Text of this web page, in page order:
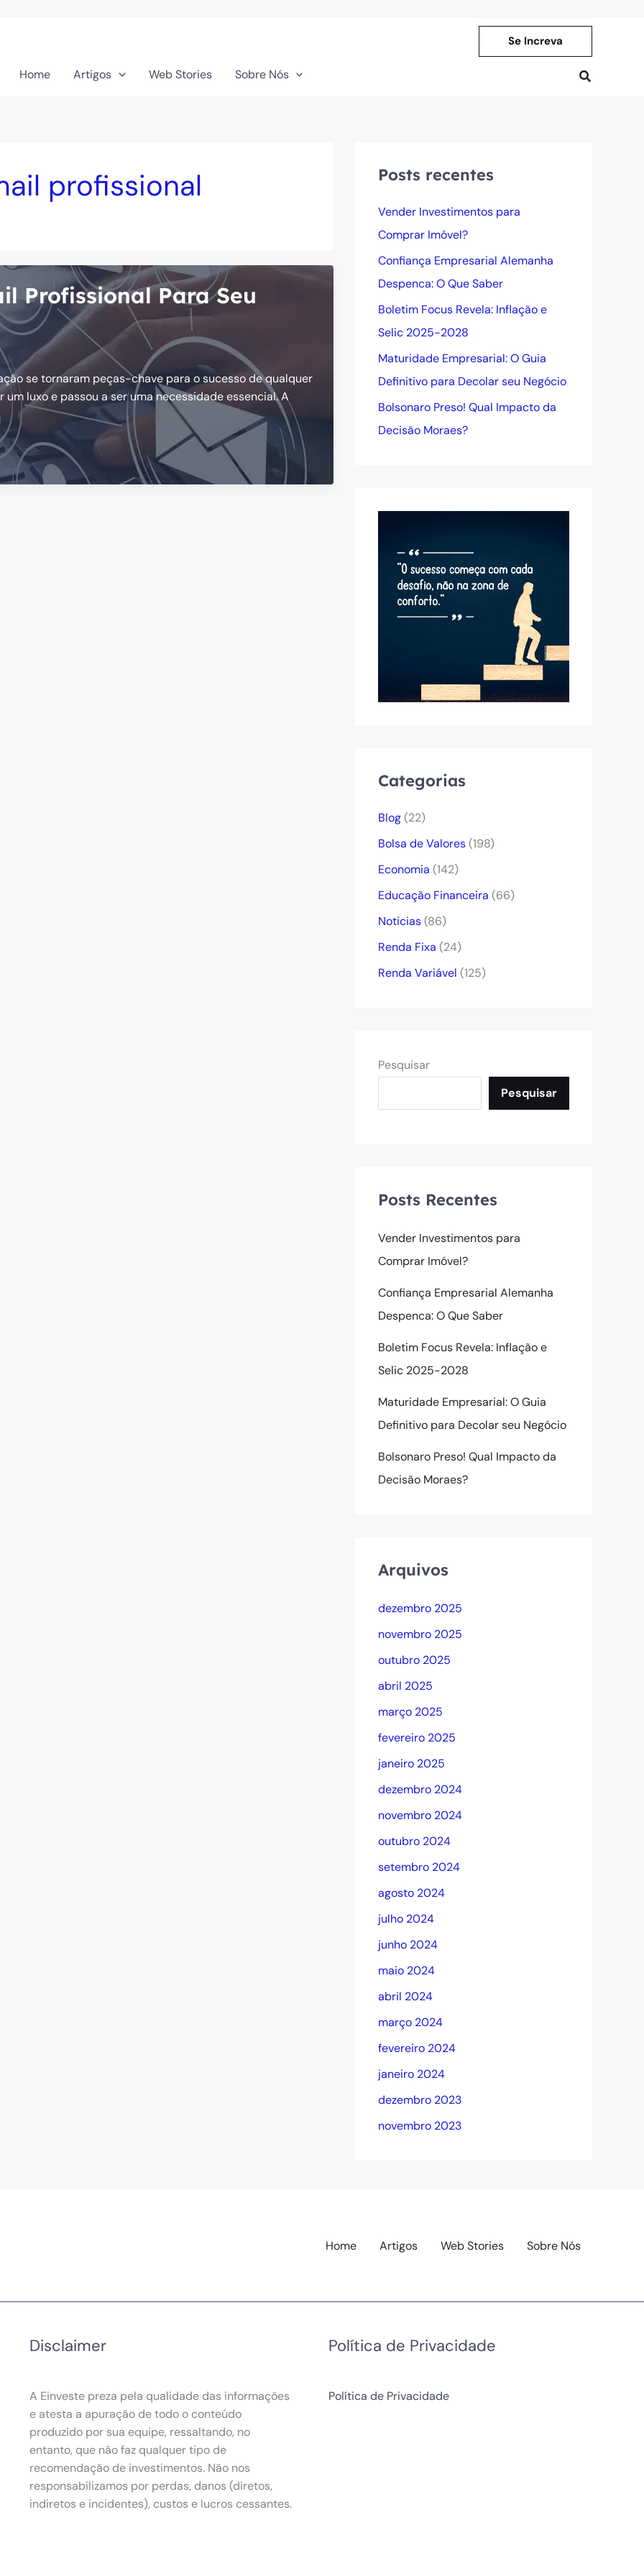
Se Increva
Home Artigos Web Stories Sobre Nós Pesquisar
profissional
Profissional Para Seu
se tornaram peças-chave para o sucesso de qualquer
luxo e passou a ser uma necessidade essencial. A
Posts recentes
Vender Investimentos para
Comprar Imóvel?
Confiança Empresarial Alemanha
Despenca: O Que Saber
Boletim Focus Revela: Inflação e
Selic 2025-2028
Maturidade Empresarial: O Guia
Definitivo para Decolar seu Negócio
Bolsonaro Preso! Qual Impacto da
Decisão Moraes?
Categorias
Blog(22)
Bolsa de Valores(198)
Economia (142)
Educação Financeira (66)
Noticias(86)
Renda Fixa (24)
Renda Variável (125)
Pesquisar
Pesquisar
Posts Recentes
Vender Investimentos para
Comprar Imóvel?
Confiança Empresarial Alemanha
Despenca: O Que Saber
Boletim Focus Revela: Inflação e
Selic 2025-2028
Maturidade Empresarial: O Guia
Definitivo para Decolar seu Negócio
Bolsonaro Preso! Qual Impacto da
Decisão Moraes?
Arquivos
dezembro 2025
novembro 2025
outubro 2025
abril 2025
março 2025
fevereiro 2025
janeiro 2025
dezembro 2024
novembro 2024
outubro 2024
setembro 2024
agosto 2024
julho 2024
junho 2024
maio 2024
abril 2024
março 2024
fevereiro 2024
janeiro 2024
dezembro 2023
novembro 2023
Home Artigos Web Stories Sobre Nós
Disclaimer
A Einveste preza pela qualidade das informações
e atesta a apuração de todo o conteúdo
produzido por sua equipe, ressaltando, no
entanto, que não faz qualquer tipo de
recomendação de investimentos. Não nos
responsabilizamos por perdas, danos (diretos,
indiretos e incidentes), custos e lucros cessantes.
Política de Privacidade
Política de Privacidade